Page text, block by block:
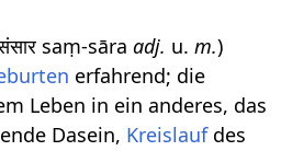
saṃ-sāraadj. u.m.)
erfahrend; die
Leben in ein anderes, das
Dasein, Kreislaufdes